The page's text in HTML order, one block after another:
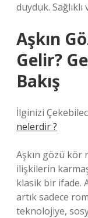
duyduk.
Aşkın
Gelir?
Bakış
İlginizi
nelerdir ?
Aşkın gözü kör
ilişkilerin
klasik bir ifade.
artık sadece
teknolojiye,